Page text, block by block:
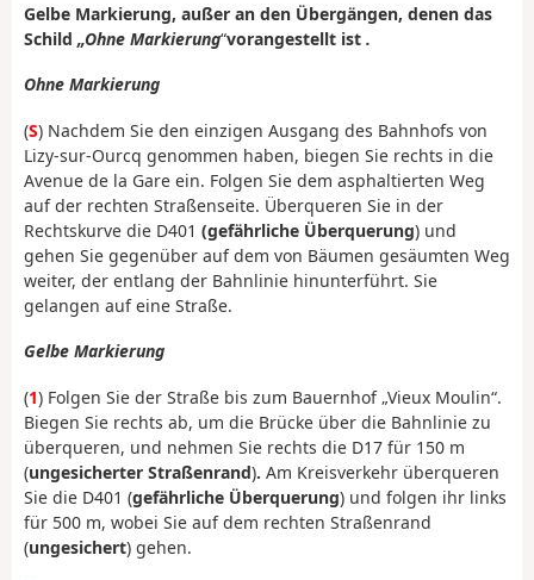
Gelbe Markierung, außer an den Übergängen, denen das
Schild „Ohne Markierung“vorangestellt ist .
Ohne Markierung
(S) Nachdem Sie den einzigen Ausgang des Bahnhofs von
Lizy-sur-Ourcq genommen haben, biegen Sie rechts in die
Avenue de la Gare ein. Folgen Sie dem asphaltierten Weg
auf der rechten Straßenseite. Überqueren Sie in der
Rechtskurve die D401 (gefährliche Überquerung) und
gehen Sie gegenüber auf dem von Bäumen gesäumten Weg
weiter, der entlang der Bahnlinie hinunterführt. Sie
gelangen auf eine Straße.
Gelbe Markierung
(1) Folgen Sie der Straße bis zum Bauernhof „Vieux Moulin“.
Biegen Sie rechts ab, um die Brücke über die Bahnlinie zu
überqueren, und nehmen Sie rechts die D17 für 150 m
(ungesicherter Straßenrand). Am Kreisverkehr überqueren
Sie die D401 (gefährliche Überquerung) und folgen ihr links
für 500 m, wobei Sie auf dem rechten Straßenrand
(ungesichert) gehen.